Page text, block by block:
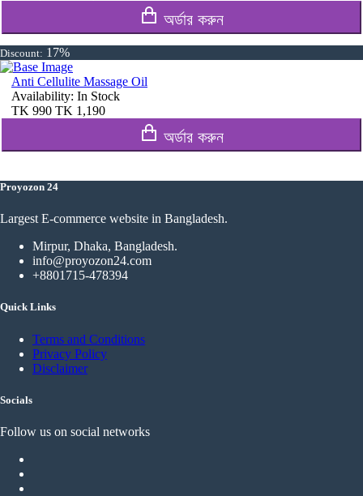
অর্ডার করুন
Discount: 17%
Anti Cellulite Massage Oil
Availability: In Stock
TK 990 TK 1,190
অর্ডার করুন
Proyozon 24
Largest E-commerce website in Bangladesh.
Mirpur, Dhaka, Bangladesh.
info@proyozon24.com
+8801715-478394
Quick Links
Terms and Conditions
Privacy Policy
Disclaimer
Socials
Follow us on social networks